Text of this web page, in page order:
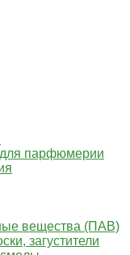
парфюмерии
вещества (ПАВ)
загустители